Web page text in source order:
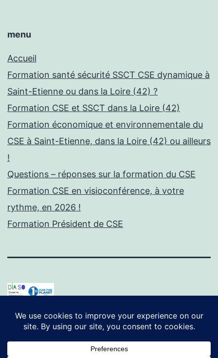
menu
Accueil
Formation santé sécurité SSCT CSE dynamique à
Saint-Etienne ou dans la Loire (42) ?
Formation CSE et SSCT dans la Loire (42)
Formation économique et environnementale du
CSE à Saint-Etienne, dans la Loire (42) ou ailleurs
!
Questions – réponses sur la formation du CSE
Formation CSE en visioconférence, à votre
rythme, en 2026 !
Formation Président de CSE
Politique de confidentialité et mentions légales